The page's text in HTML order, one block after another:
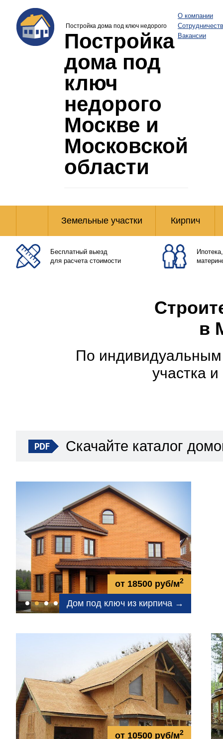
Постройка дома под ключ недорого
Постройка
дома под
ключ
недорого
Москве и
Московской
области
О компании
Вакансии
Земельные участки Кирпич
Бесплатный выезд
для расчета стоимости
в
По индивидуальным
участка
Скачайте каталог
от 18500 руб/м2
Дом под ключ из кирпича →
от 10500 руб/м2